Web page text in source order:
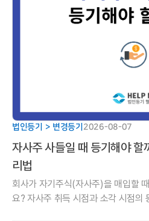
법인등기 > 변경등기 2026-08-07
자사주 사들일 때 등기해야 할
리법
회사가 자기주식(자사주)을 매입할
요? 자사주 취득 시점과 소각 시점의